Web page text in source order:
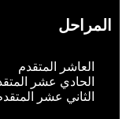
المراحل
العاشر المتقدم
الحادي عشر المتقدم
الثاني عشر المتقدم